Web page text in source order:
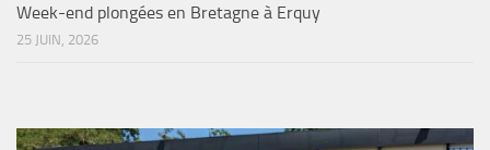
Week-end plongées en Bretagne à Erquy
25 JUIN, 2026